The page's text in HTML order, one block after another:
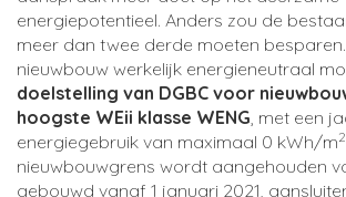
energiepotentieel. Anders zou de
meer dan twee derde moeten
nieuwbouw werkelijk energieneutraal
doelstelling van DGBC voor
hoogste WEii klasse WENG, met een
energiegebruik van maximaal 0 kWh/m2
nieuwbouwgrens wordt aangehouden
gebouwd vanaf 1 januari 2021,